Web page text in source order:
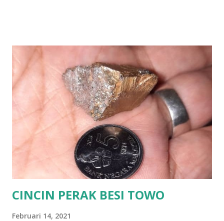
CINCIN PERAK BESI TOWO
Februari 14, 2021